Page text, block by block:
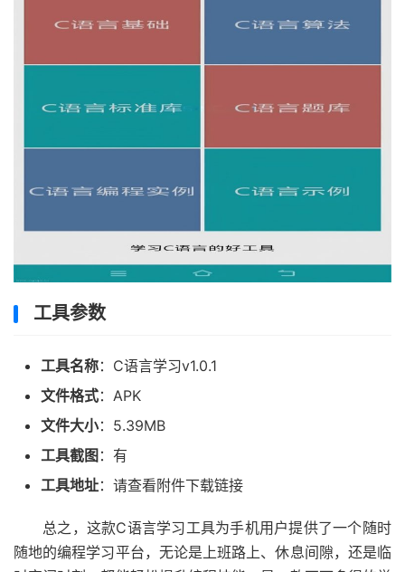
工具参数
工具名称：C语言学习v1.0.1
文件格式：APK
文件大小：5.39MB
工具截图 ：有
工具地址：请查看附件下载链接
总之，这款C语言学习工具为手机用户提供了一个随时
随地的编程学习平台，无论是上班路上、休息间隙，还是临